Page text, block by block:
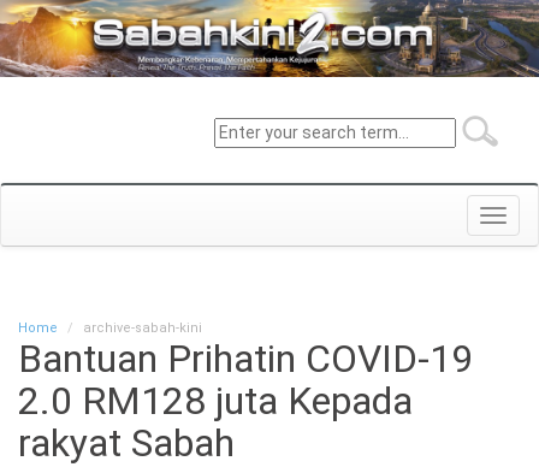
Home archive-sabah-kini
Bantuan Prihatin COVID-19
2.0 RM128 juta Kepada
rakyat Sabah